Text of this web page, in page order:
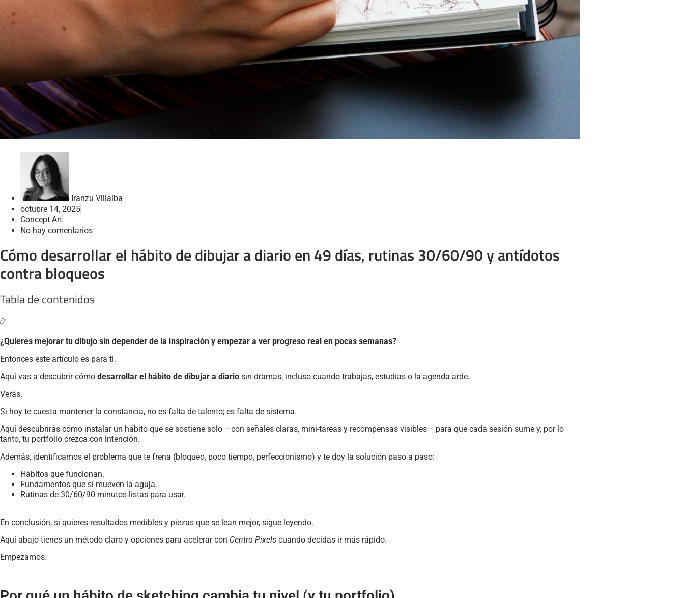
Iranzu Villalba
octubre 14, 2025
Concept Art
No hay comentarios
Cómo desarrollar el hábito de dibujar a diario en 49 días, rutinas 30/60/90 y antídotos
contra bloqueos
Tabla de contenidos
¿Quieres mejorar tu dibujo sin depender de la inspiración y empezar a ver progreso real en pocas semanas?
Entonces este artículo es para ti.
Aquí vas a descubrir cómo desarrollar el hábito de dibujar a diario sin dramas, incluso cuando trabajas, estudias o la agenda arde.
Verás.
Si hoy te cuesta mantener la constancia, no es falta de talento; es falta de sistema.
Aquí descubrirás cómo instalar un hábito que se sostiene solo —con señales claras, mini-tareas y recompensas visibles— para que cada sesión sume y, por lo
tanto, tu portfolio crezca con intención.
Además, identificamos el problema que te frena (bloqueo, poco tiempo, perfeccionismo) y te doy la solución paso a paso:
Hábitos que funcionan.
Fundamentos que sí mueven la aguja.
Rutinas de 30/60/90 minutos listas para usar.
En conclusión, si quieres resultados medibles y piezas que se lean mejor, sigue leyendo.
Aquí abajo tienes un método claro y opciones para acelerar con Centro Pixels cuando decidas ir más rápido.
Empezamos.